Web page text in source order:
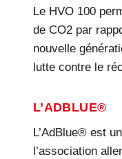
Le HVO 100
de CO2 par
nouvelle
lutte contre le
L’ADBLUE®
L’AdBlue® est
l’association